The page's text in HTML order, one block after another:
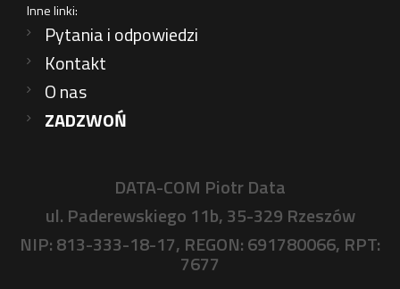
Inne linki:
Pytania i odpowiedzi
Kontakt
O nas
ZADZWOŃ
DATA-COM Piotr Data
ul. Paderewskiego 11b, 35-329 Rzeszów
NIP: 813-333-18-17, REGON: 691780066, RPT:
7677